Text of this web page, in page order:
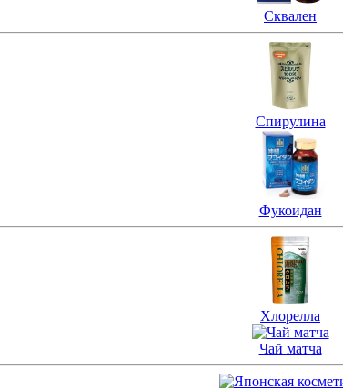
Сквален
Спирулина
Фукоидан
Хлорелла
Чай матча